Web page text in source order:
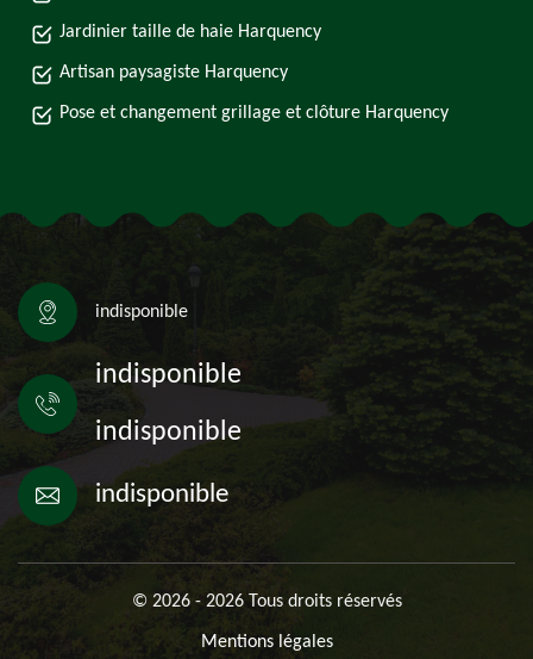
Jardinier taille de haie Harquency
Artisan paysagiste Harquency
Pose et changement grillage et clôture Harquency
indisponible
indisponible
indisponible
indisponible
© 2026 - 2026 Tous droits réservés
Mentions légales